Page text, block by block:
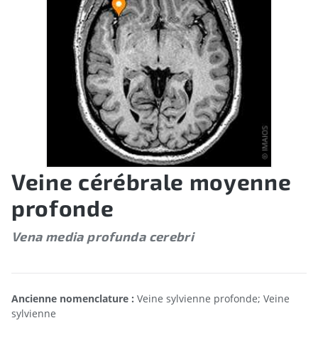
Veine cérébrale moyenne
profonde
Vena media profunda cerebri
Ancienne nomenclature : Veine sylvienne profonde; Veine
sylvienne